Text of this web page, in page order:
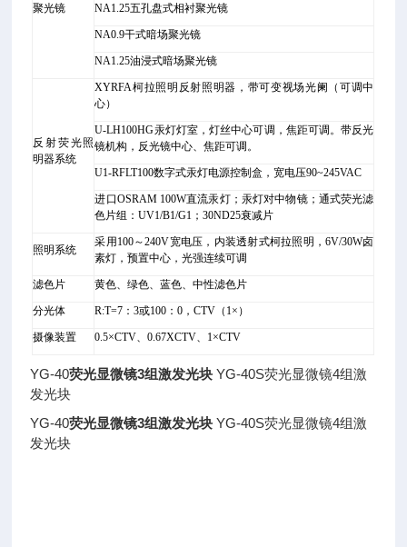
聚光镜 NA1.25五孔盘式相衬聚光镜
NA0.9干式暗场聚光镜
NA1.25油浸式暗场聚光镜
反射荧光照
明器系统
XYRFA柯拉照明反射照明器，带可变视场光阑（可调中
心）
U-LH100HG汞灯灯室，灯丝中心可调，焦距可调。带反光
镜机构，反光镜中心、焦距可调。
U1-RFLT100数字式汞灯电源控制盒，宽电压90~245VAC
进口OSRAM 100W直流汞灯；汞灯对中物镜；通式荧光滤
色片组：UV1/B1/G1；30ND25衰减片
照明系统
采用100～240V宽电压，内装透射式柯拉照明，6V/30W卤
素灯，预置中心，光强连续可调
滤色片 黄色、绿色、蓝色、中性滤色片
分光体 R:T=7 ：3或100：0，CTV（1×）
摄像装置 0.5×CTV、0.67XCTV、1×CTV
YG-40荧光显微镜3组激发光块 YG-40S荧光显微镜4组激
发光块
YG-40荧光显微镜3组激发光块 YG-40S荧光显微镜4组激
发光块